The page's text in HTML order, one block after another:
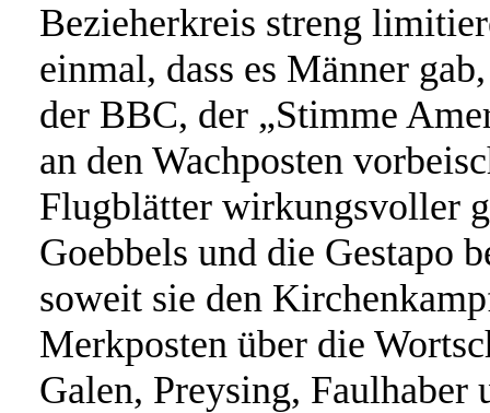
Bezieherkreis streng
einmal, dass es Männer
der BBC, der „Stimme
an den Wachposten
Flugblätter wirkungsvoller
Goebbels und die Gestapo
soweit sie den
Merkposten über die
Galen, Preysing,